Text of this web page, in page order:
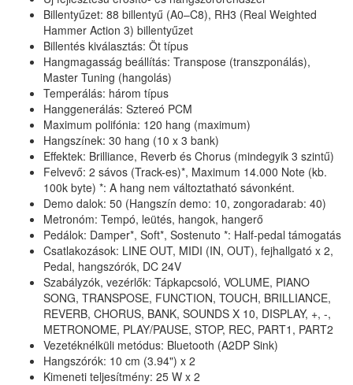
Billentyűzet: 88 billentyű (A0–C8), RH3 (Real Weighted
Hammer Action 3) billentyűzet
Billentés kiválasztás: Öt típus
Hangmagasság beállítás: Transpose (transzponálás),
Master Tuning (hangolás)
Temperálás: három típus
Hanggenerálás: Sztereó PCM
Maximum polifónia: 120 hang (maximum)
Hangszínek: 30 hang (10 x 3 bank)
Effektek: Brilliance, Reverb és Chorus (mindegyik 3 szintű)
Felvevő: 2 sávos (Track-es)*, Maximum 14.000 Note (kb.
100k byte) *: A hang nem változtatható sávonként.
Demo dalok: 50 (Hangszín demo: 10, zongoradarab: 40)
Metronóm: Tempó, leütés, hangok, hangerő
Pedálok: Damper*, Soft*, Sostenuto *: Half-pedal támogatás
Csatlakozások: LINE OUT, MIDI (IN, OUT), fejhallgató x 2,
Pedal, hangszórók, DC 24V
Szabályzók, vezérlők: Tápkapcsoló, VOLUME, PIANO
SONG, TRANSPOSE, FUNCTION, TOUCH, BRILLIANCE,
REVERB, CHORUS, BANK, SOUNDS X 10, DISPLAY, +, -,
METRONOME, PLAY/PAUSE, STOP, REC, PART1, PART2
Vezetéknélküli metódus: Bluetooth (A2DP Sink)
Hangszórók: 10 cm (3.94") x 2
Kimeneti teljesítmény: 25 W x 2